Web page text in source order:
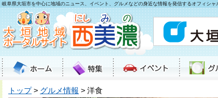
岐阜県大垣市を中心に地域のニュース、イベント、グルメなどの身近な情報を発信するオフィシャ
トップ> グルメ情報 > 洋食